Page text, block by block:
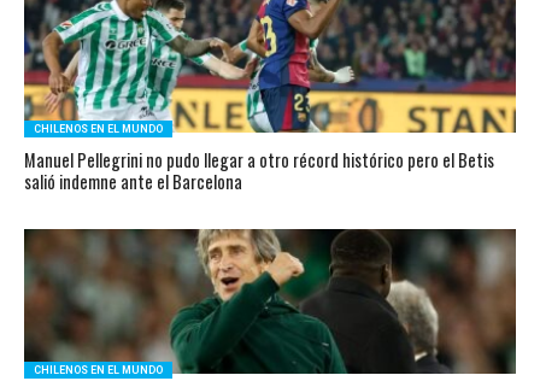
CHILENOS EN EL MUNDO
Manuel Pellegrini no pudo llegar a otro récord histórico pero el Betis
salió indemne ante el Barcelona
CHILENOS EN EL MUNDO